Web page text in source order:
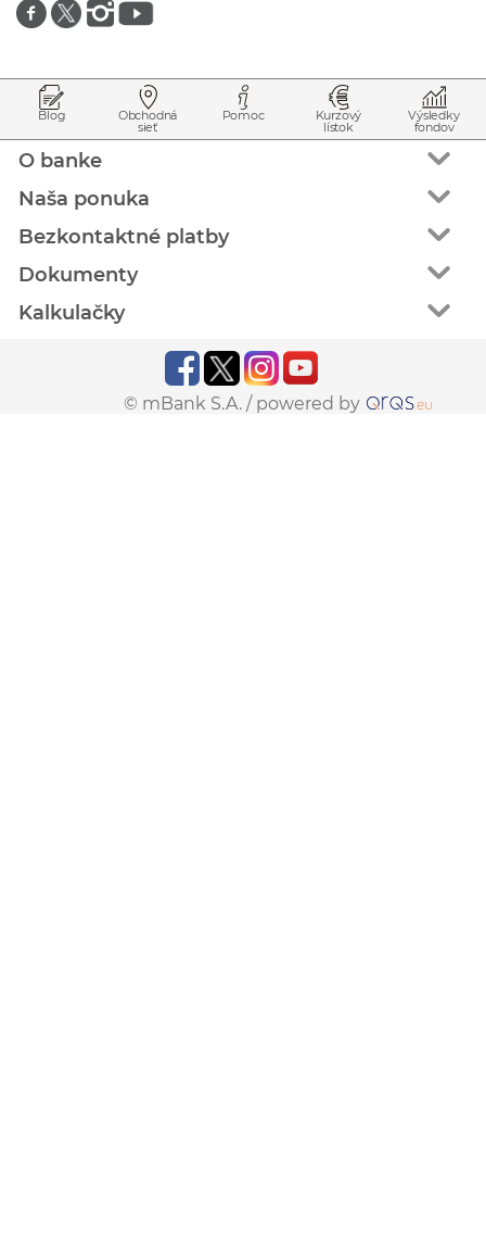
Znajdź nas na facebooku
Znajdź nas na twitterze
Znajdź nas na instagramie
Znajdź nas na youtube
Blog Obchodná
sieť
Pomoc Kurzový
lístok
Výsledky
fondov
O banke
Naša ponuka
Bezkontaktné platby
Dokumenty
Kalkulačky
© mBank S.A. / powered by